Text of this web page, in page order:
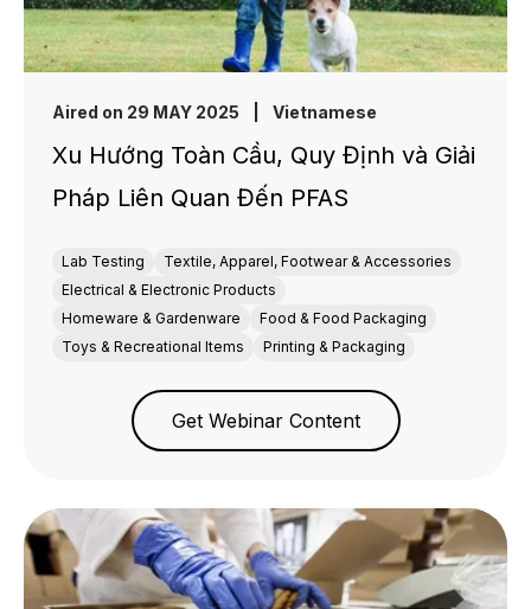
Aired on 29 MAY 2025 Vietnamese
Xu Hướng Toàn Cầu, Quy Định và Giải
Pháp Liên Quan Đến PFAS
Lab Testing
Textile, Apparel, Footwear & Accessories
Electrical & Electronic Products
Homeware & Gardenware
Food & Food Packaging
Toys & Recreational Items
Printing & Packaging
Get Webinar Content